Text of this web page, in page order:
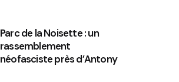
Parc de la Noisette : un
rassemblement
néofasciste près d’Antony